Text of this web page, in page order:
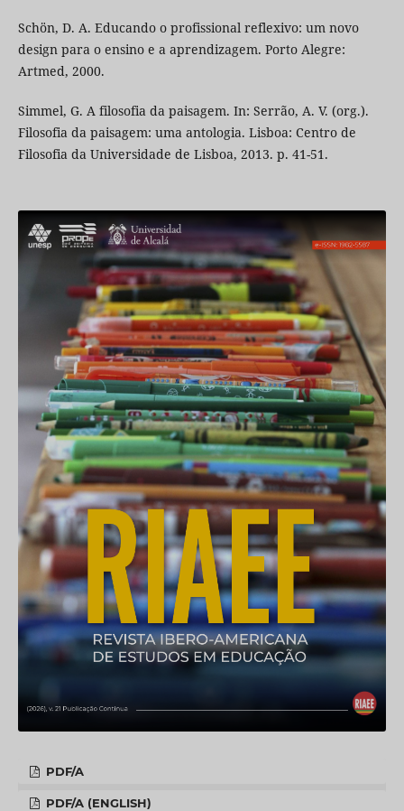
Schön, D. A. Educando o profissional reflexivo: um novo
design para o ensino e a aprendizagem. Porto Alegre:
Artmed, 2000.
Simmel, G. A filosofia da paisagem. In: Serrão, A. V. (org.).
Filosofia da paisagem: uma antologia. Lisboa: Centro de
Filosofia da Universidade de Lisboa, 2013. p. 41-51.
PDF/A
PDF/A (ENGLISH)